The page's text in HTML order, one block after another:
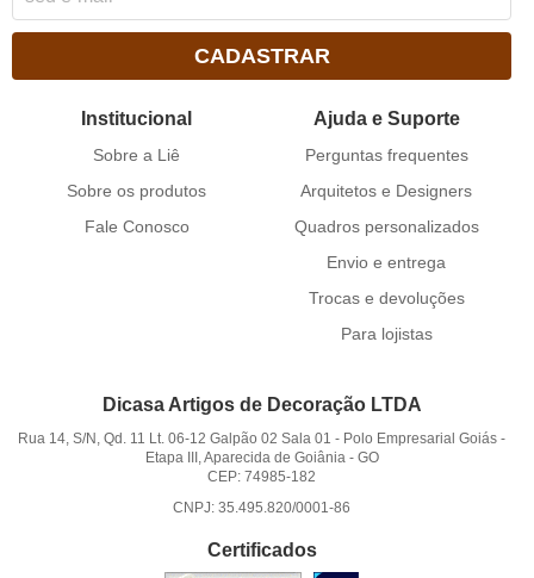
CADASTRAR
Institucional
Sobre a Liê
Sobre os produtos
Fale Conosco
Ajuda e Suporte
Perguntas frequentes
Arquitetos e Designers
Quadros personalizados
Envio e entrega
Trocas e devoluções
Para lojistas
Dicasa Artigos de Decoração LTDA
Rua 14, S/N, Qd. 11 Lt. 06-12 Galpão 02 Sala 01 - Polo Empresarial Goiás -
Etapa III, Aparecida de Goiânia - GO
CEP: 74985-182
CNPJ: 35.495.820/0001-86
Certificados